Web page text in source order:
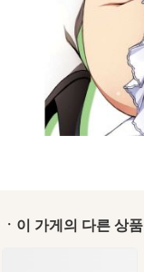
ㆍ이 가게의 다른 상품